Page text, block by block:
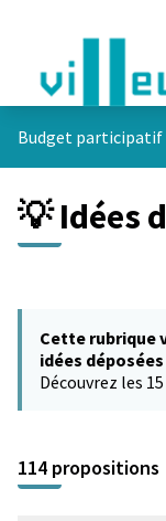
Budget participatif
💡 Idées
Cette rubrique
idées
Découvrez les
114 propositions